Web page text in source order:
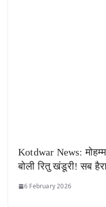
Kotdwar News:
बोली रितु खंडूरी! सब
6 February 2026